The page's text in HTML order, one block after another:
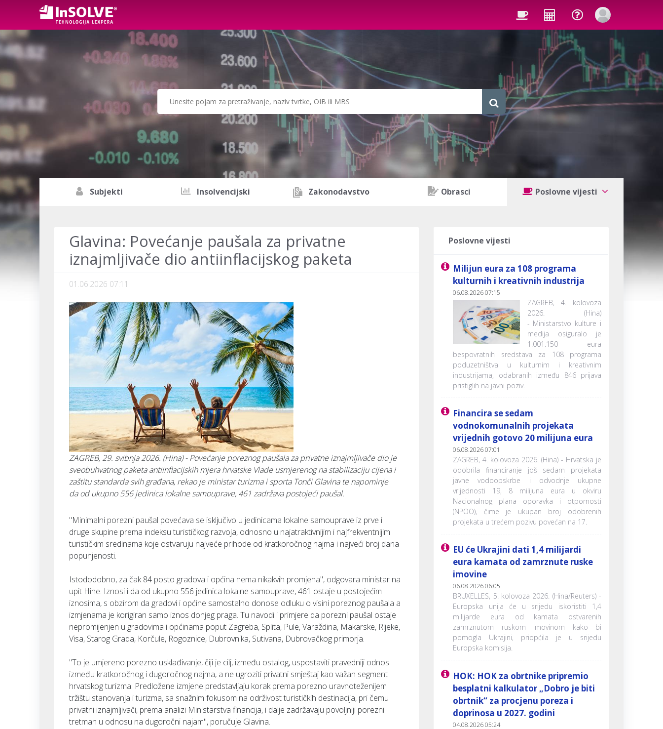
Subjekti Insolvencijski Zakonodavstvo Obrasci Poslovne vijesti
Glavina: Povećanje paušala za privatne
iznajmljivače dio antiinflacijskog paketa
01.06.2026 07:11
ZAGREB, 29. svibnja 2026. (Hina) - Povećanje poreznog paušala za privatne iznajmljivače dio je
sveobuhvatnog paketa antiinflacijskih mjera hrvatske Vlade usmjerenog na stabilizaciju cijena i
zaštitu standarda svih građana, rekao je ministar turizma i sporta Tonči Glavina te napominje
da od ukupno 556 jedinica lokalne samouprave, 461 zadržava postojeći paušal.
"Minimalni porezni paušal povećava se isključivo u jedinicama lokalne samouprave iz prve i
druge skupine prema indeksu turističkog razvoja, odnosno u najatraktivnijim i najfrekventnijim
turističkim sredinama koje ostvaruju najveće prihode od kratkoročnog najma i najveći broj dana
popunjenosti.
Istododobno, za čak 84 posto gradova i općina nema nikakvih promjena", odgovara ministar na
upit Hine. Iznosi i da od ukupno 556 jedinica lokalne samouprave, 461 ostaje u postojećim
iznosima, s obzirom da gradovi i općine samostalno donose odluku o visini poreznog paušala a
izmjenama je korigiran samo iznos donjeg praga. Tu navodi i primjere da porezni paušal ostaje
nepromijenjen u gradovima i općinama poput Zagreba, Splita, Pule, Varaždina, Makarske, Rijeke,
Visa, Starog Grada, Korčule, Rogoznice, Dubrovnika, Sutivana, Dubrovačkog primorja.
"To je umjereno porezno usklađivanje, čiji je cilj, između ostalog, uspostaviti pravedniji odnos
između kratkoročnog i dugoročnog najma, a ne ugroziti privatni smještaj kao važan segment
hrvatskog turizma. Predložene izmjene predstavljaju korak prema porezno uravnoteženijem
tržištu stanovanja i turizma, sa snažnim fokusom na održivost turističkih destinacija, pri čemu
privatni iznajmljivači, prema analizi Ministarstva financija, i dalje zadržavaju povoljniji porezni
tretman u odnosu na dugoročni najam", poručuje Glavina.
Poslovne vijesti
Milijun eura za 108 programa
kulturnih i kreativnih industrija
06.08.2026 07:15
ZAGREB, 4. kolovoza
2026. (Hina)
- Ministarstvo kulture i
medija osiguralo je
1.001.150 eura
bespovratnih sredstava za 108 programa
poduzetništva u kulturnim i kreativnim
industrijama, odabranih između 846 prijava
pristiglih na javni poziv.
Financira se sedam
vodnokomunalnih projekata
vrijednih gotovo 20 milijuna eura
06.08.2026 07:01
ZAGREB, 4. kolovoza 2026. (Hina) - Hrvatska je
odobrila financiranje još sedam projekata
javne vodoopskrbe i odvodnje ukupne
vrijednosti 19, 8 milijuna eura u okviru
Nacionalnog plana oporavka i otpornosti
(NPOO), čime je ukupan broj odobrenih
projekata u trećem pozivu povećan na 17.
EU će Ukrajini dati 1,4 milijardi
eura kamata od zamrznute ruske
imovine
06.08.2026 06:05
BRUXELLES, 5. kolovoza 2026. (Hina/Reuters) -
Europska unija će u srijedu iskoristiti 1,4
milijarde eura od kamata ostvarenih
zamrznutom ruskom imovinom kako bi
pomogla Ukrajini, priopćila je u srijedu
Europska komisija.
HOK: HOK za obrtnike pripremio
besplatni kalkulator „Dobro je biti
obrtnik“ za procjenu poreza i
doprinosa u 2027. godini
04.08.2026 05:24